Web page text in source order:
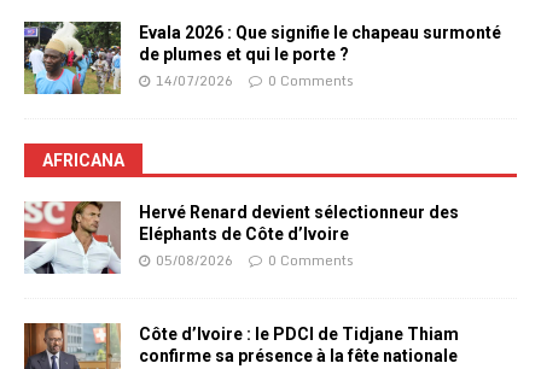
Evala 2026 : Que signifie le chapeau surmonté
de plumes et qui le porte ?
14/07/2026 0 Comments
AFRICANA
Hervé Renard devient sélectionneur des
Eléphants de Côte d’Ivoire
05/08/2026 0 Comments
Côte d’Ivoire : le PDCI de Tidjane Thiam
confirme sa présence à la fête nationale